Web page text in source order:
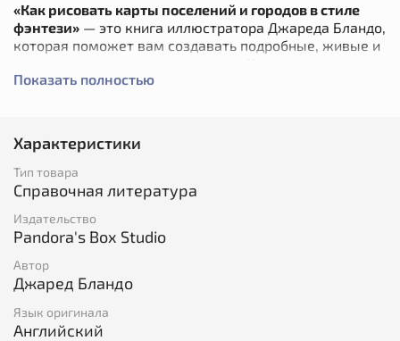
«Как рисовать карты поселений и городов в стиле
фэнтези» — это книга иллюстратора Джареда Бландо,
которая поможет вам создавать подробные, живые и
деревушки и оживлённые города, замки и мельницы,
Из книги вы узнаете:
как прорисовывать поселения: от одиночных
ферм до густонаселённых городов;
как обозначать фонтаны, священные места,
башни, мосты, мельницы и прочие подобные
Показать полностью
Характеристики
Тип товара
Справочная литература
Издательство
Pandora's Box Studio
Автор
Джаред Бландо
Язык оригинала
Английский